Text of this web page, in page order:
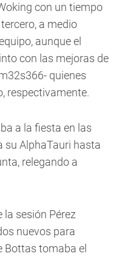
con un tiempo
a medio
aunque el
con las mejoras de
quienes
respectivamente.
a la fiesta en las
su AlphaTauri hasta
relegando a
sesión Pérez
nuevos para
Bottas tomaba el